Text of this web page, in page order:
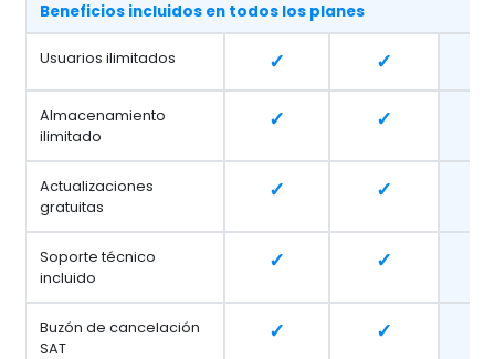
Beneficios incluidos en todos los planes
Usuarios ilimitados ✓ ✓
Almacenamiento
ilimitado
✓ ✓
Actualizaciones
gratuitas
✓ ✓
Soporte técnico
incluido
✓ ✓
Buzón de cancelación
SAT
✓ ✓